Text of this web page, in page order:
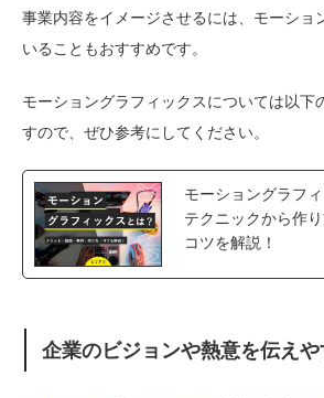
事業内容をイメージさせるには、モーショ
いることもおすすめです。
モーショングラフィックスについては以下
すので、ぜひ参考にしてください。
モーショングラフ
テクニックから作
コツを解説！
企業のビジョンや熱意を伝え